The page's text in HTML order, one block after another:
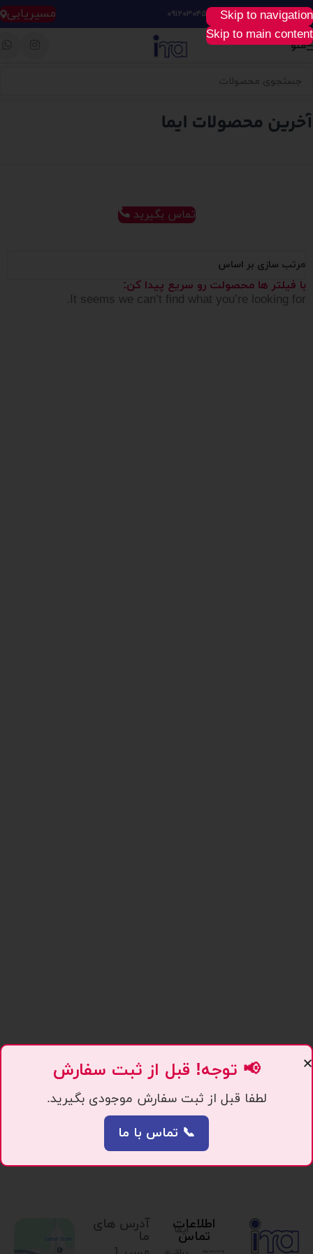
Skip to navigation
Skip to main content
خرید آسان، سریع و راحت : ۰۹۱۲۰۳۰۴۵۲۸ مسیریابی
منو
تماس بگیرید
مرتب سازی بر اساس
با فیلتر ها محصولت رو سریع پیدا کن:
It seems we can’t find what you’re looking for.
ایما
اطلاعات
تماس
آدرس های
ما
📢 توجه! قبل از ثبت سفارش
لطفا قبل از ثبت سفارش موجودی بگیرید.
📞 تماس با ما